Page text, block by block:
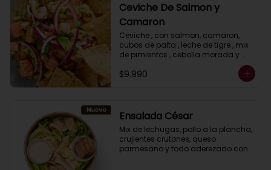
Ceviche De Salmon y
Camaron
Ceviche , con salmon, camaron,
cubos de palta , leche de tigre , mix
de pimientos , cebolla morada y
cilantro acompañdos con nachos.
$9.990
Ensalada César
Mix de lechugas, pollo a la plancha,
crujientes crutones, queso
parmesano y todo aderezado con